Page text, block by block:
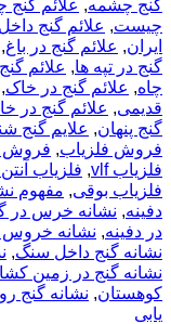
گنج چشمه, علائم گنج
چیست, علائم گنج
ایران, علائم گنج در باغ,
گنج در تپه ها, علائم
چاه, علائم گنج در خاک,
قدیمی, علائم گنج در
گنج پنهان, علایم گنج
فروش فلزیاب, فروش
فلزیاب vlf
, فلزیاب
فلزیاب بوقی, مفهوم
دفینه, نشانه خرس در
در دفینه, نشانه خروس
نشانه گنج داخل سنگ,
نشانه گنج در زمین
کوهستان, نشانه گنج
یابی